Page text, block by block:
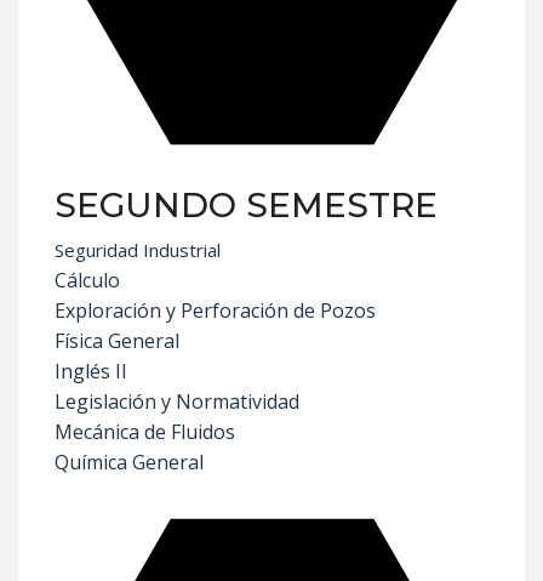
SEGUNDO SEMESTRE
Seguridad Industrial
Cálculo
Exploración y Perforación de Pozos
Física General
Inglés II
Legislación y Normatividad
Mecánica de Fluidos
Química General